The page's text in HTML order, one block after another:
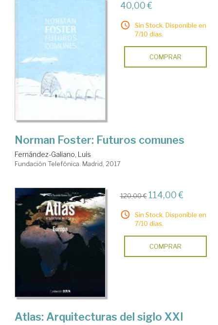
40,00 €
Sin Stock. Disponible en
7/10 días.
COMPRAR
Norman Foster: Futuros comunes
Fernández-Galiano, Luis
Fundación Telefónica. Madrid, 2017
120,00 € 114,00 €
Sin Stock. Disponible en
7/10 días.
COMPRAR
Atlas: Arquitecturas del siglo XXI